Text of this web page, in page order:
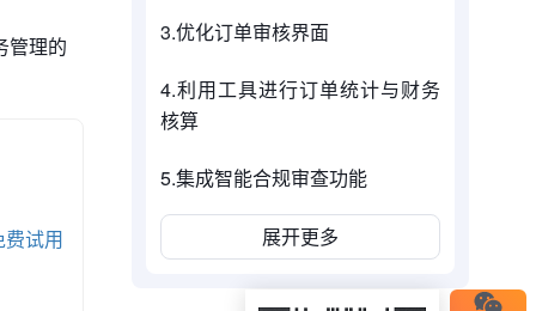
管理的
费试用
3.优化订单审核界面
4.利用工具进行订单统计与财务
核算
5.集成智能合规审查功能
展开更多